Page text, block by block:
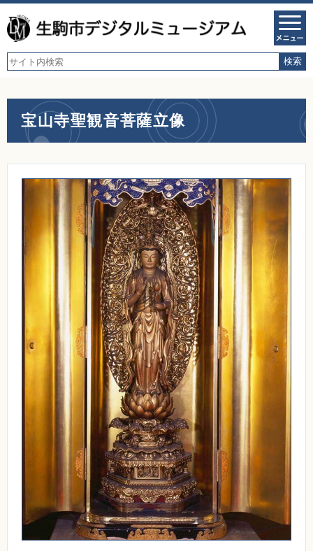
宝山寺聖観音菩薩立像